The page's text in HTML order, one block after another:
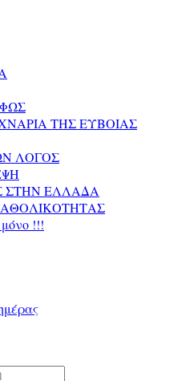
ΤΗΣ ΕΥΒΟΙΑΣ
ΛΟΓΟΣ
ΣΤΗΝ ΕΛΛΑΔΑ
!!!